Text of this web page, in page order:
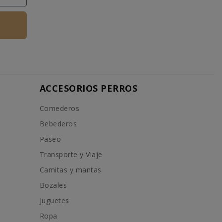
ACCESORIOS PERROS
Comederos
Bebederos
Paseo
Transporte y Viaje
Camitas y mantas
Bozales
Juguetes
Ropa